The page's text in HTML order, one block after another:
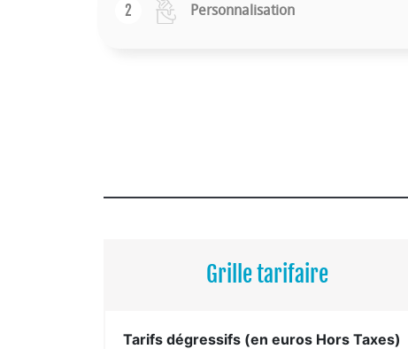
2 Personnalisation
Grille tarifaire
Tarifs dégressifs (en euros Hors Taxes)